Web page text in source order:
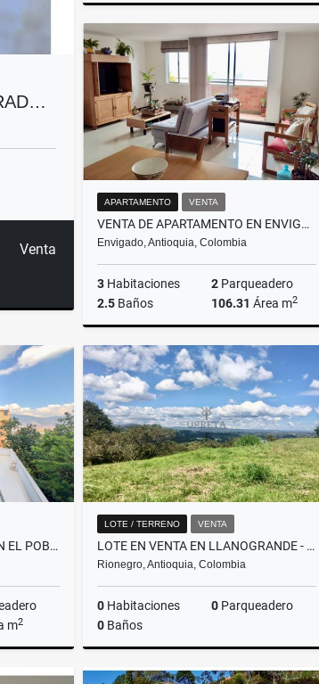
Venta
Venta
$2.900.000.000
APARTAMENTO VENTA
VENTA DE APARTAMENTO EN ENVIGADO, SECTOR LA INMACULADA
Envigado, Antioquia, Colombia
3 Habitaciones 2 Parqueadero
2.5 Baños 106.31 Área m2
$680.000.000
VENTA DE APARTAMENTO EN EL POBLADO, SECTOR EL TESORO
m2
Venta
LOTE / TERRENO VENTA
LOTE EN VENTA EN LLANOGRANDE - CON NORMA PARA CONDOMINIO
Rionegro, Antioquia, Colombia
0 Habitaciones 0 Parqueadero
0 Baños
Venta